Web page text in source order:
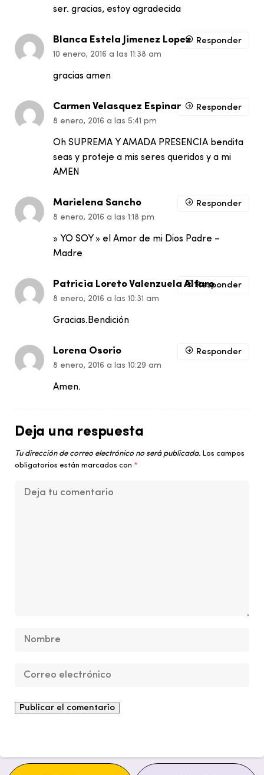
ser. gracias, estoy agradecida
Blanca Estela Jimenez Lopez
10 enero, 2016 a las 11:38 am
gracias amen
Responder
Carmen Velasquez Espinar
8 enero, 2016 a las 5:41 pm
Oh SUPREMA Y AMADA PRESENCIA bendita
seas y proteje a mis seres queridos y a mi
AMEN
Responder
Marielena Sancho
8 enero, 2016 a las 1:18 pm
» YO SOY » el Amor de mi Dios Padre –
Madre
Responder
Patricia Loreto Valenzuela Alfaro
8 enero, 2016 a las 10:31 am
Gracias.Bendición
Responder
Lorena Osorio
8 enero, 2016 a las 10:29 am
Amen.
Responder
Deja una respuesta
Tu dirección de correo electrónico no será publicada. Los campos
obligatorios están marcados con *